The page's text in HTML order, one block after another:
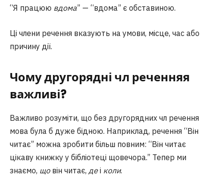
“Я працюю вдома” — “вдома” є обставиною.
Ці члени речення вказують на умови, місце, час або
причину дії.
Чому другорядні чл реченняя
важливі?
Важливо розуміти, що без другорядних чл речення
мова була б дуже бідною. Наприклад, речення “Він
читає” можна зробити більш повним: “Він читає
цікаву книжку у бібліотеці щовечора.” Тепер ми
знаємо, щовін читає, деі коли.